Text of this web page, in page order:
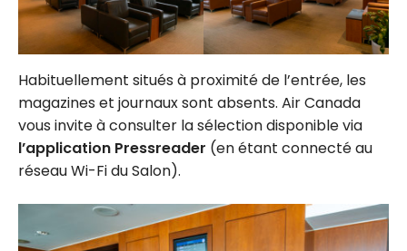
Habituellement situés à proximité de l’entrée, les
magazines et journaux sont absents. Air Canada
vous invite à consulter la sélection disponible via
l’application Pressreader (en étant connecté au
réseau Wi-Fi du Salon).